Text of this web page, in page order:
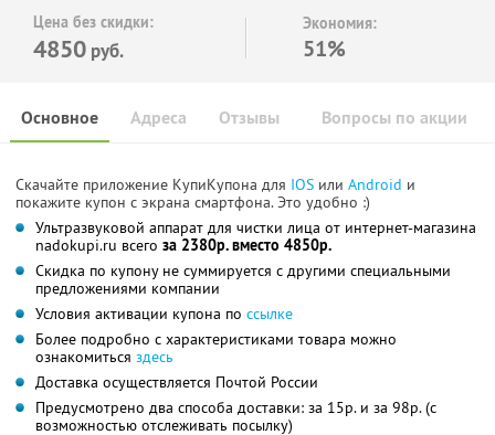
Цена без скидки:
4850 руб.
Экономия:
51%
Основное Отзывы Вопросы по акции
Адреса
Скачайте приложение КупиКупона для IOS или Android и
покажите купон с экрана смартфона. Это удобно :)
Ультразвуковой аппарат для чистки лица от интернет-магазина
nadokupi.ru всего за 2380р. вместо 4850р.
Скидка по купону не суммируется с другими специальными
предложениями компании
Условия активации купона по ссылке
Более подробно с характеристиками товара можно
ознакомиться здесь
Доставка осуществляется Почтой России
Предусмотрено два способа доставки: за 15р. и за 98р. (с
возможностью отслеживать посылку)